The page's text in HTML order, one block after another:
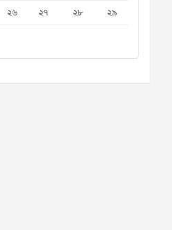
২৬ ২৭ ২৮
২৯